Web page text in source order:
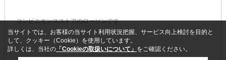
コンビニエンスストアのローソンです
当サイトでは、お客様の当サイト利用状況把握、サービス向上検討を目的と
して、クッキー（Cookie）を使用しています。
詳しくは、当社の 「Cookieの取扱いについて」 をご確認ください。